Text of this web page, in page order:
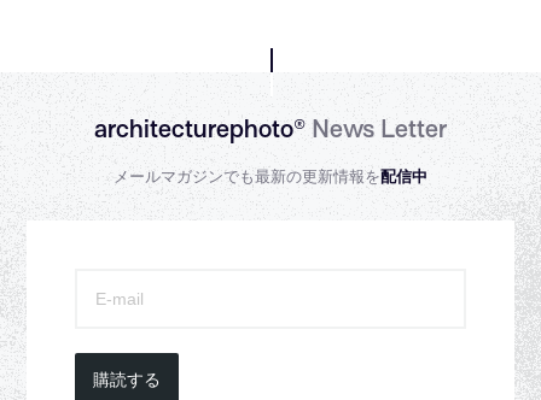
architecturephoto®News Letter
メールマガジンでも最新の更新情報を配信中
購読する